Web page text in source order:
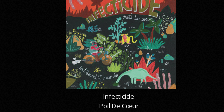
Infecticide
Poil De Cœur